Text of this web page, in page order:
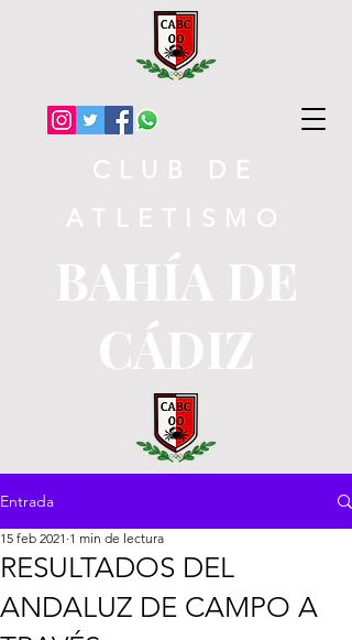
BAHÍA DE
CÁDIZ
CLUB DE
ATLETISMO
Entrada
RESULTADOS DEL
ANDALUZ DE CAMPO A
15 feb 2021 1 min de lectura